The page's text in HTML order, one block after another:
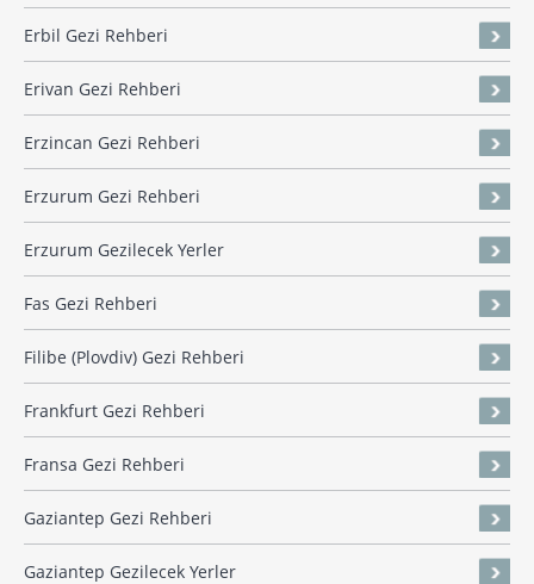
Erbil Gezi Rehberi
Erivan Gezi Rehberi
Erzincan Gezi Rehberi
Erzurum Gezi Rehberi
Erzurum Gezilecek Yerler
Fas Gezi Rehberi
Filibe (Plovdiv) Gezi Rehberi
Frankfurt Gezi Rehberi
Fransa Gezi Rehberi
Gaziantep Gezi Rehberi
Gaziantep Gezilecek Yerler